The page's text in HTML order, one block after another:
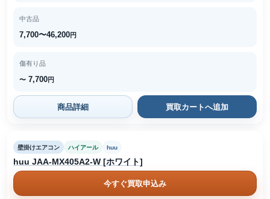
中古品
7,700〜46,200円
傷有り品
〜 7,700円
商品詳細 買取カートへ追加
壁掛けエアコン ハイアール huu
huu JAA-MX405A2-W [ホワイト]
今すぐ買取申込み